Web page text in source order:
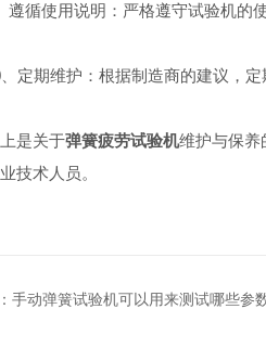
使用说明：严格遵守试验机的使
期维护：根据制造商的建议，定
关于弹簧疲劳试验机维护与保养
技术人员。
手动弹簧试验机可以用来测试哪些参